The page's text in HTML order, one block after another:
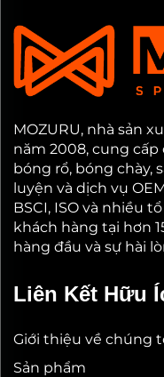
MOZURU, nhà sản
năm 2008, cung cấp
bóng rổ, bóng chày,
luyện và dịch vụ
BSCI, ISO và nhiều
khách hàng tại hơn
hàng đầu và sự hài
Liên Kết Hữu
Giới thiệu về chúng
Sản phẩm